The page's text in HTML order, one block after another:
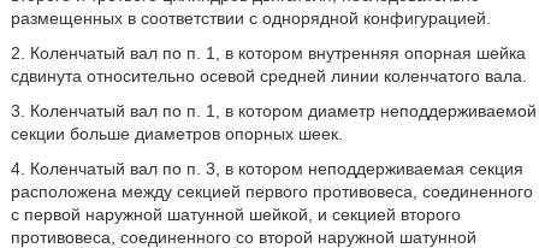
размещенных в соответствии с однорядной конфигурацией.
2. Коленчатый вал по п. 1, в котором внутренняя опорная шейка
сдвинута относительно осевой средней линии коленчатого вала.
3. Коленчатый вал по п. 1, в котором диаметр неподдерживаемой
секции больше диаметров опорных шеек.
4. Коленчатый вал по п. 3, в котором неподдерживаемая секция
расположена между секцией первого противовеса, соединенного
с первой наружной шатунной шейкой, и секцией второго
противовеса, соединенного со второй наружной шатунной